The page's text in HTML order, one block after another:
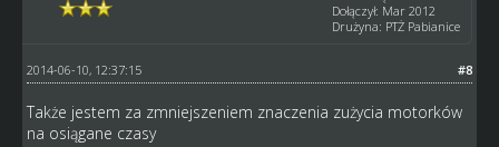
Dołączył: Mar 2012
Drużyna: PTŻ Pabianice
#8
2014-06-10, 12:37:15
Także jestem za zmniejszeniem znaczenia zużycia motorków
na osiągane czasy